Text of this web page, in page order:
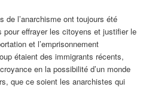
de l’anarchisme ont toujours été
effrayer les citoyens et justifier le
et l’emprisonnement
étaient des immigrants récents,
en la possibilité d’un monde
que ce soient les anarchistes qui